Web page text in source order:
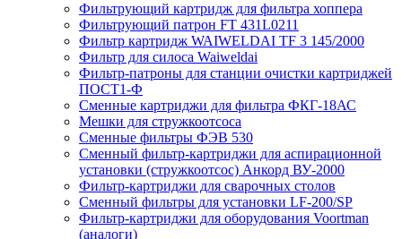
Фильтрующий картридж для фильтра хоппера
Фильтрующий патрон FT 431L0211
Фильтр картридж WAIWELDAI TF 3 145/2000
Фильтр для силоса Waiweldai
Фильтр-патроны для станции очистки картриджей
ПОСТ1-Ф
Сменные картриджи для фильтра ФКГ-18АС
Мешки для стружкоотсоса
Сменные фильтры ФЭВ 530
Сменный фильтр-картриджи для аспирационной
установки (стружкоотсос) Анкорд ВУ-2000
Фильтр-картриджи для сварочных столов
Сменный фильтры для установки LF-200/SP
Фильтр-картриджи для оборудования Voortman
(аналоги)